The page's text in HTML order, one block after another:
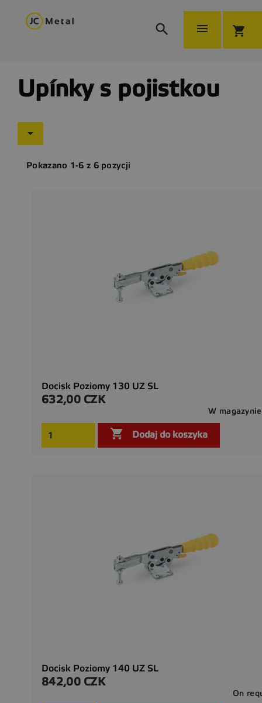
  shopping_cart
Upínky s pojistkou

Pokazano 1-6 z 6 pozycji
Docisk Poziomy 130 UZ SL
Cena
632,00 CZK
W magazynie
 Dodaj do koszyka
Docisk Poziomy 140 UZ SL
Cena
842,00 CZK
On